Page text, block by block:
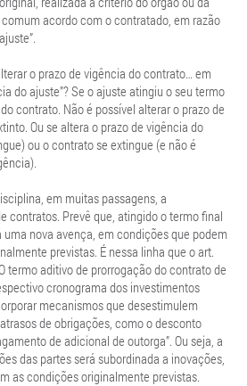
acordo com o contratado, em razão
o prazo de vigência do contrato… em
do ajuste”? Se o ajuste atingiu o seu termo
contrato. Não é possível alterar o prazo de
Ou se altera o prazo de vigência do
ou o contrato se extingue (e não é
em muitas passagens, a
contratos. Prevê que, atingido o termo final
nova avença, em condições que podem
previstas. É nessa linha que o art.
termo aditivo de prorrogação do contrato de
cronograma dos investimentos
mecanismos que desestimulem
de obrigações, como o desconto
de adicional de outorga”. Ou seja, a
das partes será subordinada a inovações,
as condições originalmente previstas.